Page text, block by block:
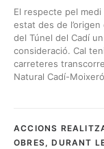
El respecte pel
estat des de
del Túnel del Cadí
consideració. Cal
carreteres
Natural Cadí-
ACCIONS
OBRES, DURANT